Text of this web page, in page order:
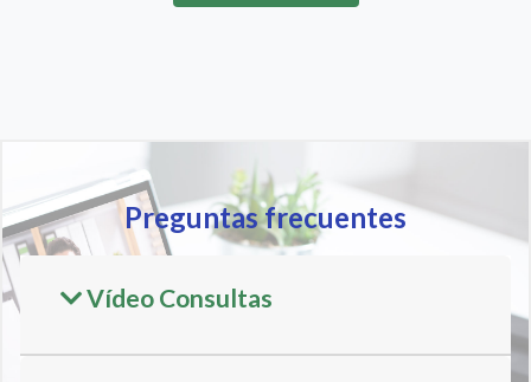
Preguntas frecuentes
Vídeo Consultas